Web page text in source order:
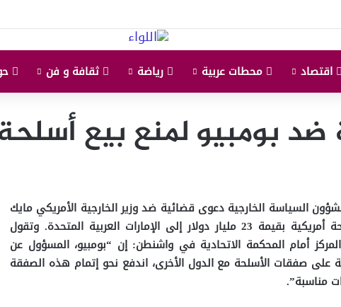
اقتصاد محطات عربية رياضة ثقافة و فن
بومبيو لمنع بيع أسلحة
السياسة الخارجية دعوى قضائية ضد وزير الخارجية الأمريكي مايك
بومبيو؛ لمنع بيع أسلحة أمريكية بقيمة 23 مليار دولار إلى الإمارات العربية المتحدة. وتقول
أمام المحكمة الاتحادية في واشنطن: إن “بومبيو، المسؤول عن
على صفقات الأسلحة مع الدول الأخرى، اندفع نحو إتمام هذه الصفقة
مناسبة”.